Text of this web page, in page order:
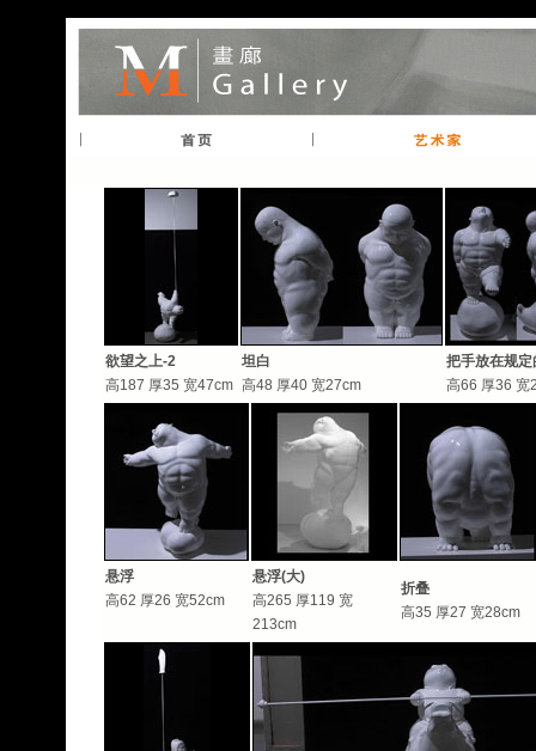
欲望之上-2
高187 厚35 宽47cm
坦白
高48 厚40 宽27cm
把手放在规定
高66 厚36 宽
悬浮
高62 厚26 宽52cm
悬浮(大)
高265 厚119 宽
213cm
折叠
高35 厚27 宽28cm